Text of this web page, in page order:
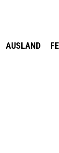
AUSLAND